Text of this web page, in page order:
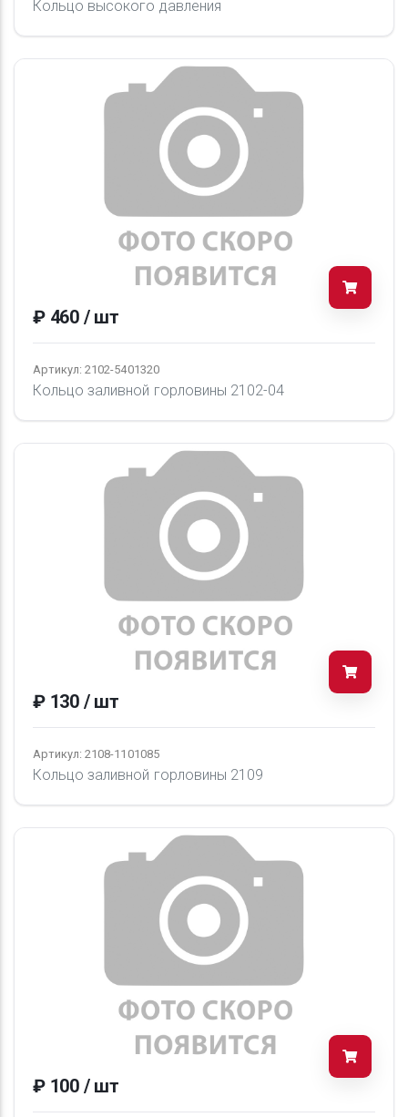
Кольцо высокого давления
₽ 460 / шт
Артикул: 2102-5401320
Кольцо заливной горловины 2102-04
₽ 130 / шт
Артикул: 2108-1101085
Кольцо заливной горловины 2109
₽ 100 / шт